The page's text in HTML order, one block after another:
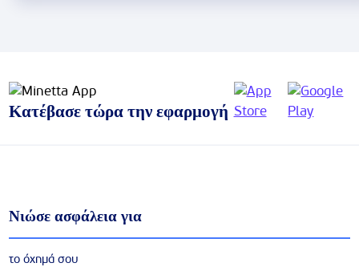
Κατέβασε τώρα την εφαρμογή
Νιώσε ασφάλεια για
το όχημά σου